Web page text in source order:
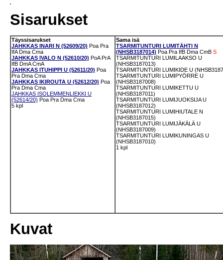
Sisarukset
Täyssisarukset
JAHKKAS INARI N (52609/20) Poa Pra
IfA Dma Cma
JAHKKAS IVALO N (52610/20) PoA PrA
IfB DmA CmA
JAHKKAS ITUHIPPI U (52611/20) Poa
Pra Dma Cma
JAHKKAS IKIROUTA U (52612/20) Poa
Pra Dma Cma
JAHKKAS ISOLEMMENLIEKKI U
(52614/20) Poa Pra Dma Cma
5 kpl
Sama isä
TSARMITUNTURI LUMITÄHTI N
(NHSB3187014) Poa Pra IfB Dma CmB S
TSARMITUNTURI LUMILAAKSO U
(NHSB3187013)
TSARMITUNTURI LUMIKIDE U
TSARMITUNTURI LUMIPYÖRRE U
(NHSB3187008)
TSARMITUNTURI LUMIKETTU U
(NHSB3187011)
TSARMITUNTURI LUMIJUOKSIJA U
(NHSB3187012)
TSARMITUNTURI LUMIHIUTALE N
(NHSB3187015)
TSARMITUNTURI LUMIJÄKÄLÄ U
(NHSB3187009)
TSARMITUNTURI LUMIKUNINGAS U
(NHSB3187010)
1 kpl
Kuvat